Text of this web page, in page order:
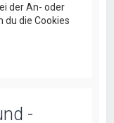
der An- oder
du die Cookies
-